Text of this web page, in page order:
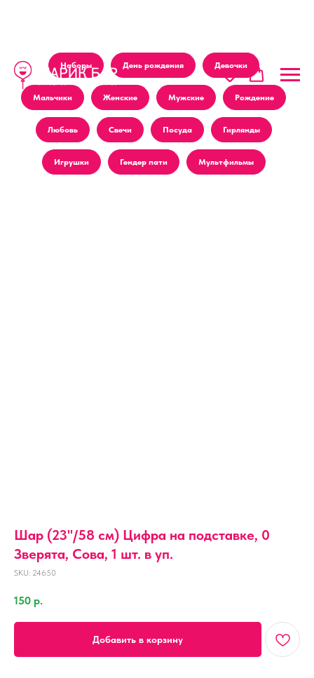
Наборы День рождения Девочки
Мальчики Женские Мужские Рождение
Любовь Свечи Посуда Гирлянды
Игрушки Гендер пати Мультфильмы
Шар (23''/58 см) Цифра на подставке, 0
Зверята, Сова, 1 шт. в уп.
SKU: 24650
150 р.
Добавить в корзину